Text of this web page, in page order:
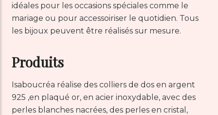
idéales pour les occasions spéciales comme le
mariage ou pour accessoiriser le quotidien. Tous
les bijoux peuvent être réalisés sur mesure.
Produits
Isaboucréa réalise des colliers de dos en argent
925 ,en plaqué or, en acier inoxydable, avec des
perles blanches nacrées, des perles en cristal,